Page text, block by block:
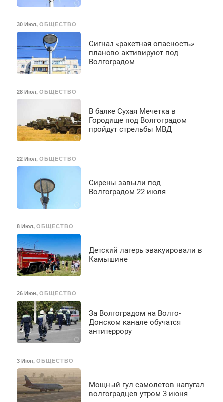
30 Июл, ОБЩЕСТВО
Сигнал «ракетная опасность»
планово активируют под
Волгоградом
28 Июл, ОБЩЕСТВО
В балке Сухая Мечетка в
Городище под Волгоградом
пройдут стрельбы МВД
22 Июл, ОБЩЕСТВО
Сирены завыли под
Волгоградом 22 июля
8 Июл, ОБЩЕСТВО
Детский лагерь эвакуировали в
Камышине
26 Июн, ОБЩЕСТВО
За Волгоградом на Волго-
Донском канале обучатся
антитеррору
3 Июн, ОБЩЕСТВО
Мощный гул самолетов напугал
волгоградцев утром 3 июня